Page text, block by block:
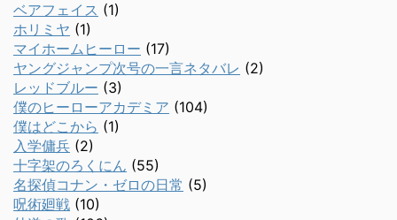
ベアフェイス (1)
ホリミヤ (1)
マイホームヒーロー (17)
ヤングジャンプ次号の一言ネタバレ (2)
レッドブルー (3)
僕のヒーローアカデミア (104)
僕はどこから (1)
入学傭兵 (2)
十字架のろくにん (55)
名探偵コナン・ゼロの日常 (5)
呪術廻戦 (10)